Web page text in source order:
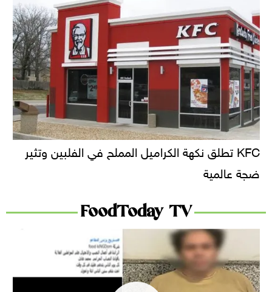
KFC تطلق نكهة الكراميل المملح في الفلبين وتثير
ضجة عالمية
FoodToday TV